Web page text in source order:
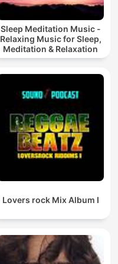
Sleep Meditation Music -
Relaxing Music for Sleep,
Meditation & Relaxation
Lovers rock Mix Album I